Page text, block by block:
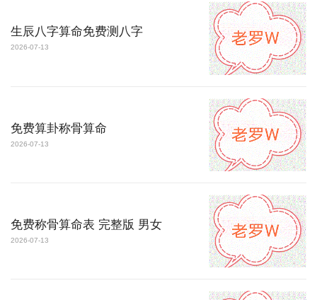
生辰八字算命免费测八字
2026-07-13
免费算卦称骨算命
2026-07-13
免费称骨算命表 完整版 男女
2026-07-13